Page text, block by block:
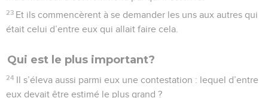
23 Et ils commencèrent à se demander les uns aux autres qui
était celui d’entre eux qui allait faire cela.
Qui est le plus important?
24 Il s’éleva aussi parmi eux une contestation : lequel d’entre
eux devait être estimé le plus grand ?